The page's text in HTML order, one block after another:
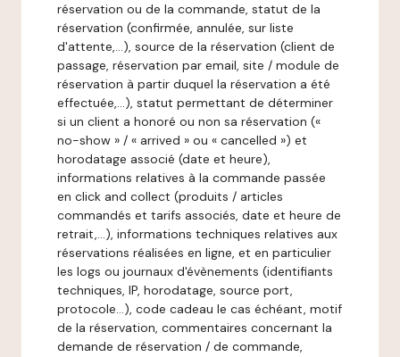
réservation ou de la commande, statut de la
réservation (confirmée, annulée, sur liste
d'attente,…), source de la réservation (client de
passage, réservation par email, site / module de
réservation à partir duquel la réservation a été
effectuée,…), statut permettant de déterminer
si un client a honoré ou non sa réservation («
no-show » / « arrived » ou « cancelled ») et
horodatage associé (date et heure),
informations relatives à la commande passée
en click and collect (produits / articles
commandés et tarifs associés, date et heure de
retrait,…), informations techniques relatives aux
réservations réalisées en ligne, et en particulier
les logs ou journaux d'évènements (identifiants
techniques, IP, horodatage, source port,
protocole…), code cadeau le cas échéant, motif
de la réservation, commentaires concernant la
demande de réservation / de commande,